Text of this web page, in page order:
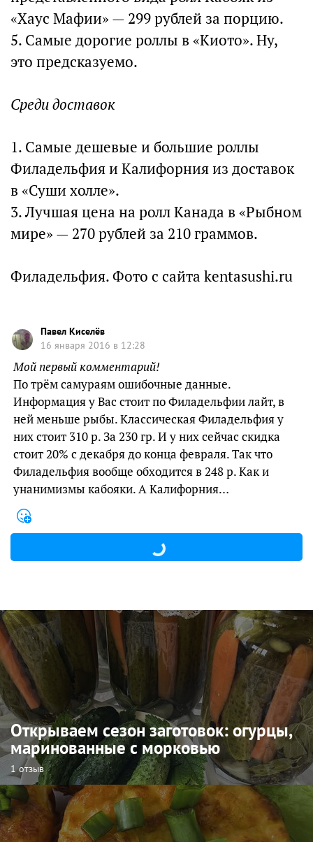
«Хаус Мафии» — 299 рублей за порцию.
5. Самые дорогие роллы в «Киото». Ну,
это предсказуемо.
Среди доставок
1. Самые дешевые и большие роллы
Филадельфия и Калифорния из доставок
в «Суши холле».
3. Лучшая цена на ролл Канада в «Рыбном
мире» — 270 рублей за 210 граммов.
Филадельфия. Фото с сайта kentasushi.ru
Павел Киселёв
16 января 2016 в 12:28
Мой первый комментарий!
По трём самураям ошибочные данные.
Информация у Вас стоит по Филадельфии лайт, в
ней меньше рыбы. Классическая Филадельфия у
них стоит 310 р. За 230 гр. И у них сейчас скидка
стоит 20% с декабря до конца февраля. Так что
Филадельфия вообще обходится в 248 р. Как и
унанимизмы кабояки. А Калифорния…
Открываем сезон заготовок: огурцы,
маринованные с морковью
1 отзыв